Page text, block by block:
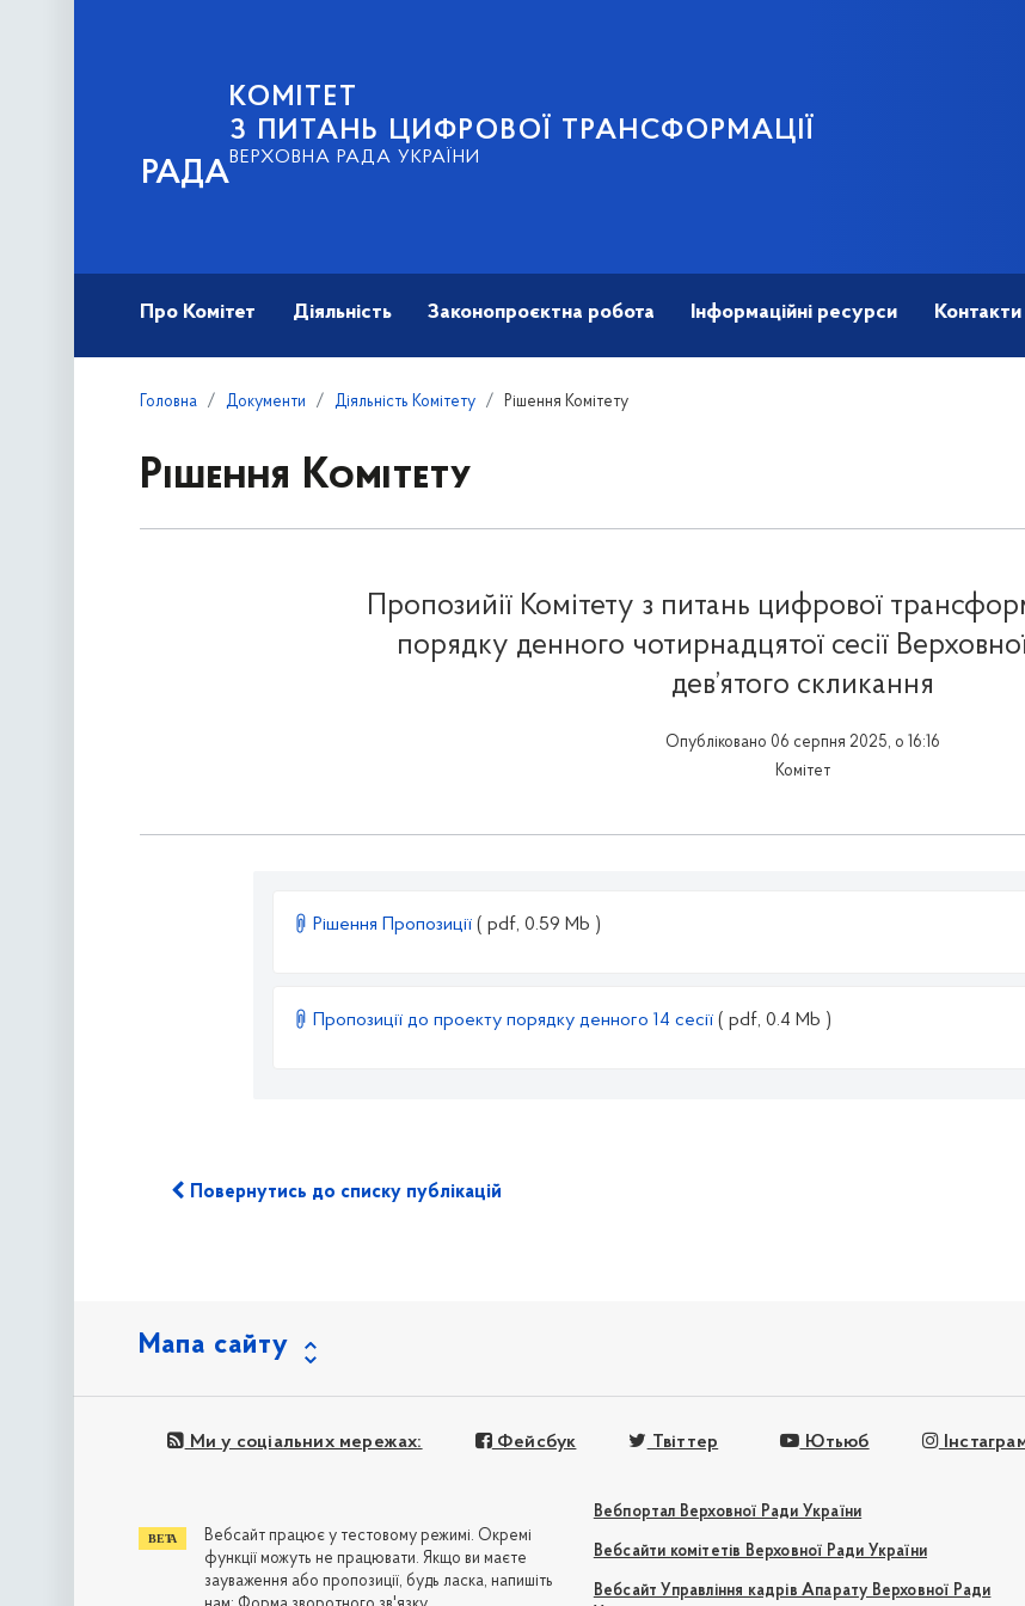
РАДА
КОМІТЕТ
З ПИТАНЬ ЦИФРОВОЇ ТРАНСФОРМАЦІЇ
ВЕРХОВНА РАДА УКРАЇНИ
Про Комітет Діяльність Законопроєктна робота Інформаційні ресурси Контакти
Головна Документи Діяльність Комітету Рішення Комітету
Рішення Комітету
Пропозийії Комітету з питань цифрової
порядку денного чотирнадцятої сесії
дев’ятого скликання
Опубліковано 06 серпня 2025, о 16:16
Комітет
Рішення Пропозиції ( pdf, 0.59 Mb )
Пропозиції до проекту порядку денного 14 сесії ( pdf, 0.4 Mb )
Повернутись до списку публікацій
Мапа сайту
Ми у соціальних мережах: Фейсбук Твіттер Ютьюб
Вебпортал Верховної Ради України
Вебсайти комітетів Верховної Ради України
Вебсайт Управління кадрів Апарату Верховної Ради
Вебсайт працює у тестовому режимі. Окремі
функції можуть не працювати. Якщо ви маєте
зауваження або пропозиції, будь ласка, напишіть